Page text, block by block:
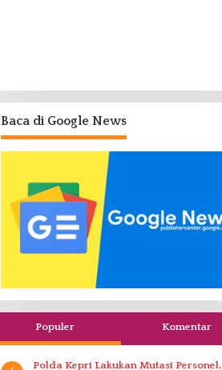
Baca di Google News
Populer Komentar
Polda Kepri Lakukan Mutasi Personel,